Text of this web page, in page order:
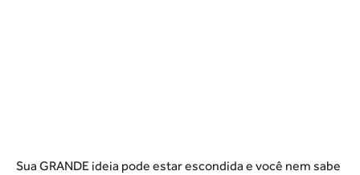
Sua GRANDE ideia pode estar escondida e você nem sabe